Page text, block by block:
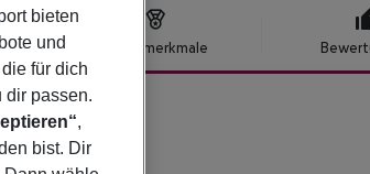
Hotelmerkmale
bieten
und
für dich
dir passen.
,
bist. Dir